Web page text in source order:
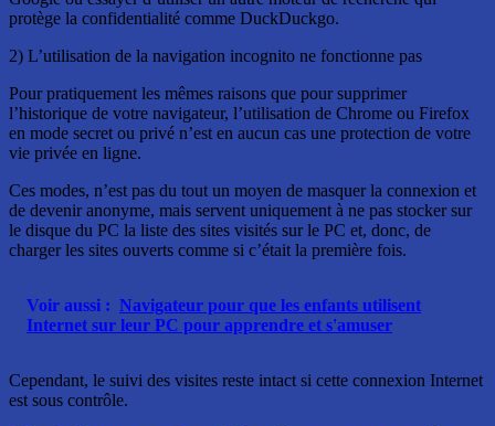
protège la confidentialité comme DuckDuckgo.
2) L’utilisation de la navigation incognito ne fonctionne pas
Pour pratiquement les mêmes raisons que pour supprimer
l’historique de votre navigateur, l’utilisation de Chrome ou Firefox
en mode secret ou privé n’est en aucun cas une protection de votre
vie privée en ligne.
Ces modes, n’est pas du tout un moyen de masquer la connexion et
de devenir anonyme, mais servent uniquement à ne pas stocker sur
le disque du PC la liste des sites visités sur le PC et, donc, de
charger les sites ouverts comme si c’était la première fois.
Voir aussi : Navigateur pour que les enfants utilisent
Internet sur leur PC pour apprendre et s'amuser
Cependant, le suivi des visites reste intact si cette connexion Internet
est sous contrôle.